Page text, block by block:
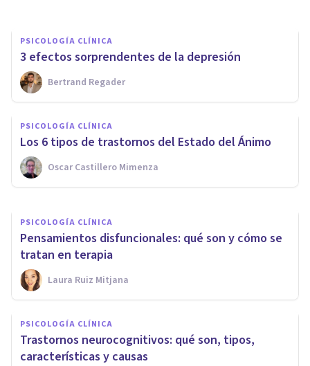
PSICOLOGÍA CLÍNICA
3 efectos sorprendentes de la depresión
Bertrand Regader
PSICOLOGÍA CLÍNICA
Los 6 tipos de trastornos del Estado del Ánimo
Oscar Castillero Mimenza
PSICOLOGÍA CLÍNICA
Hipervigilia: ¿qué es y cuáles
son sus causas?
Arturo Torres
PSICOLOGÍA CLÍNICA
Pensamientos disfuncionales: qué son y cómo se
tratan en terapia
Laura Ruiz Mitjana
PSICOLOGÍA CLÍNICA
Trastornos neurocognitivos: qué son, tipos,
características y causas